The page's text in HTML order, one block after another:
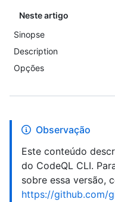
Neste artigo
Sinopse
Description
Opções
Observação
Este conteúdo
do CodeQL CLI.
sobre essa versão,
https://github.com/